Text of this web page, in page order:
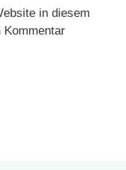
in diesem
Kommentar